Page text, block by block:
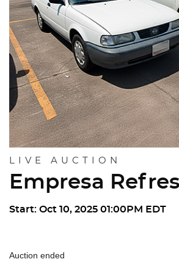
LIVE AUCTION
Empresa
Start: Oct 10, 2025 01:00PM EDT
Auction ended